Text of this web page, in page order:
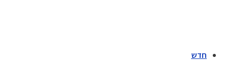
חדש